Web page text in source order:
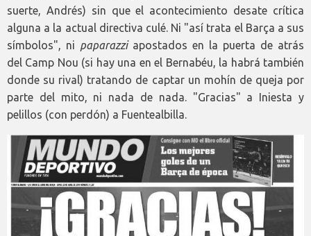
suerte, Andrés) sin que el acontecimiento desate crítica
alguna a la actual directiva culé. Ni "así trata el Barça a sus
símbolos", ni paparazziapostados en la puerta de atrás
del Camp Nou (si hay una en el Bernabéu, la habrá también
donde su rival) tratando de captar un mohín de queja por
parte del mito, ni nada de nada. "Gracias" a Iniesta y
pelillos (con perdón) a Fuentealbilla.